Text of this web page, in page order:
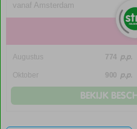
vanaf Amsterdam
Augustus 774 p.p.
Oktober 900 p.p.
BEKIJK